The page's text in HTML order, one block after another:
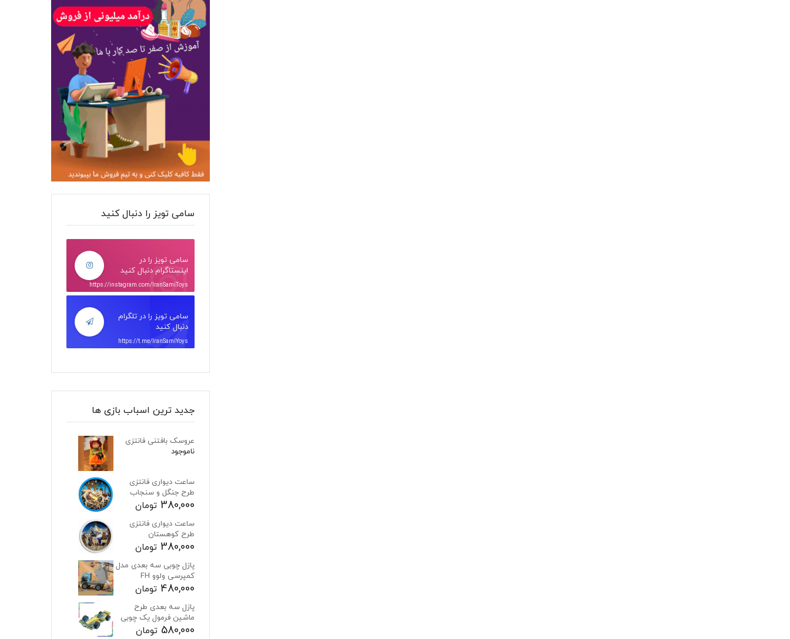
سامی تویز را دنبال کنید
سامی تویز را در
اینستاگرام دنبال کنید
https://instagram.com/IranSamiToys
سامی تویز را در تلگرام
دنبال کنید
https://t.me/IranSamiYoys
جدید ترین اسباب بازی ها
عروسک بافتنی فانتزی
ناموجود
ساعت دیواری فانتزی
طرح جنگل و سنجاب
380,000 تومان
ساعت دیواری فانتزی
طرح کوهستان
380,000 تومان
پازل چوبی سه بعدی مدل
کمپرسی ولوو FH
480,000 تومان
پازل سه بعدی طرح
ماشین فرمول یک چوبی
580,000 تومان